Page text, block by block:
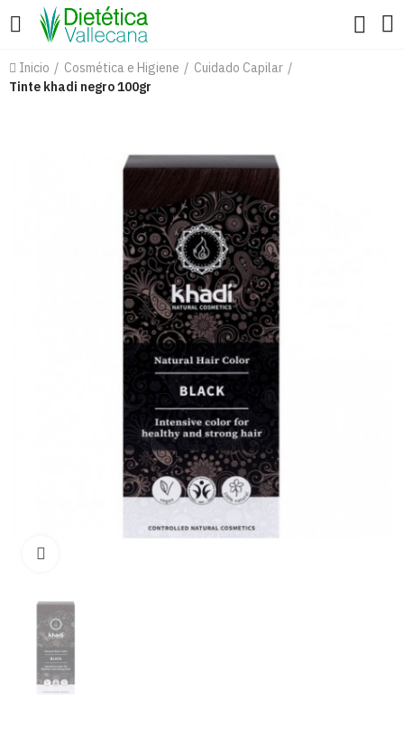
Inicio Cosmética e Higiene
Cuidado Capilar
Tinte khadi negro 100gr